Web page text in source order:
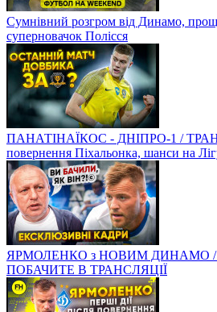
Сумнівний розгром від Динамо,
суперновачок Полісся
ПАНАТІНАЇКОС - ДНІПРО-1 /
повернення Піхальонка, шанси на
ЯРМОЛЕНКО з НОВИМ ДИНАМО /
ПОБАЧИТЕ В ТРАНСЛЯЦІЇ